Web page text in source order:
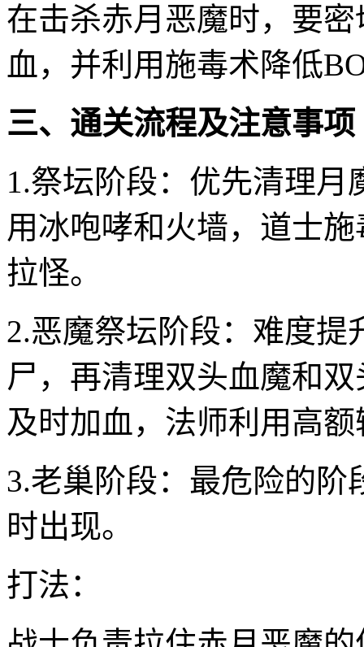
在击杀赤月恶魔时，要
血，并利用施毒术降低
三、通关流程及注意事项
1.祭坛阶段：优先清理
用冰咆哮和火墙，道士
拉怪。
2.恶魔祭坛阶段：难度
尸，再清理双头血魔和
及时加血，法师利用高
3.老巢阶段：最危险的
时出现。
打法：